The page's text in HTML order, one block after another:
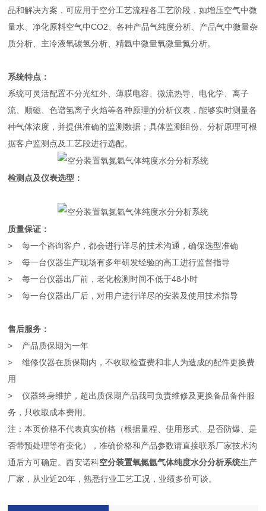
品和解决方案，可应用于空分工艺流程各工艺阶段，如增压空气中微
量水、净化原料空气中CO2、各种产品气纯度分析、产品气中微量杂
质分析、主冷液氧碳氢分析、精氩中微量氧微量氮分析。
系统特点：
系统可灵活配置不分光红外、薄膜电容、微流热导、电化学、离子
流、顺磁、色谱氢离子火焰等各种原理的分析仪表，能够实时测量各
种气体浓度，并提供准确的监测数据；具体监测组份、分析原理可根
据客户监测点及工艺段进行选配。
检测点及仪表选型：
质量保证：
> 每一个咨询客户，都会进行详尽的技术沟通，确保选型准确
> 每一台仪器生产现场有多年研发经验的高工进行监督指导
> 每一台仪器出厂前，老化检测时间不低于48小时
> 每一台仪器出厂后，对用户进行详尽的安装及使用技术指导
售后服务：
> 产品质保期为一年
> 维修仪器在质保期内，不收取检查费和非人为造成的配件更换费
用
> 仪器终身维护，超出质保期产品我司负责维修及更换备品备件服
务，只收取成本费用。
注：本页价格不代表真实价格（根据量程、使用形式、是否防爆、是
否带预处理等有变化），准确价格和产品参数请直接联系厂家技术沟
通后方可确定。西安诺科空分装置氧氮氩气体纯度水分分析系统生产
厂家，从业近20年，熟悉行业工艺工况，业绩多价可谈。